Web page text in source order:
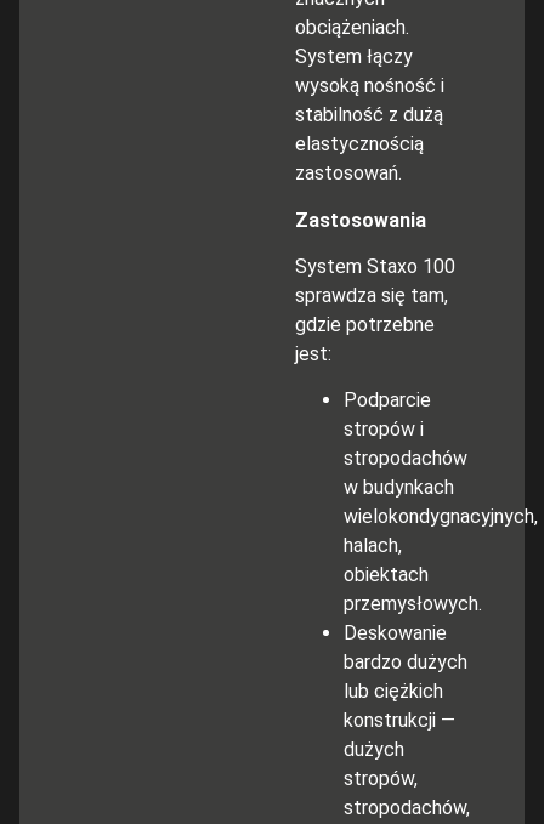
obciążeniach.
System łączy
wysoką nośność i
stabilność z dużą
elastycznością
zastosowań.
Zastosowania
System Staxo 100
sprawdza się tam,
gdzie potrzebne
jest:
Podparcie
stropów i
stropodachów
w budynkach
wielokondygnacyjnych,
halach,
obiektach
przemysłowych.
Deskowanie
bardzo dużych
lub ciężkich
konstrukcji —
dużych
stropów,
stropodachów,